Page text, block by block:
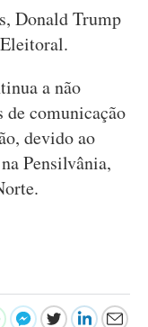
Donald Trump
a não
de comunicação
devido ao
Pensilvânia,